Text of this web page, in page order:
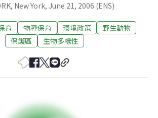
New York, June 21, 2006 (ENS)
育 物種保育 環境政策
野生動物
保護區
生物多樣性